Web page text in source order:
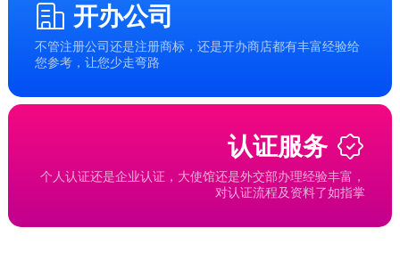
开办公司
不管注册公司还是注册商标，还是开办商店都有丰富经验给
您参考，让您少走弯路
认证服务
个人认证还是企业认证，大使馆还是外交部办理经验丰富，
对认证流程及资料了如指掌